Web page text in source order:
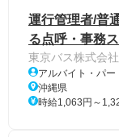
運行管理者/普
る点呼・事務
東京バス株式会社
アルバイト・パー
沖縄県
時給1,063円～